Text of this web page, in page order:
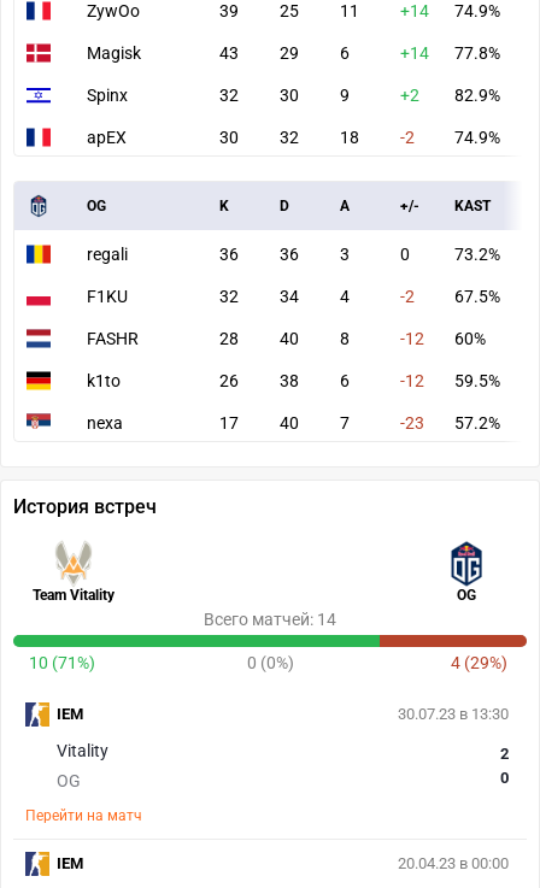
ZywOo 39 25 11 +14 74.9%
Magisk 43 29 6 +14 77.8%
Spinx 32 30 9 +2 82.9%
apEX 30 32 18 -2 74.9%
OG K D A +/- KAST
regali 36 36 3 0 73.2%
F1KU 32 34 4 -2 67.5%
FASHR 28 40 8 -12 60%
k1to 26 38 6 -12 59.5%
nexa 17 40 7 -23 57.2%
История встреч
Team Vitality OG
Всего матчей: 14
10 (71%) 0 (0%) 4 (29%)
30.07.23 в 13:30
Vitality
OG
2
0
Перейти на матч
IEM
20.04.23 в 00:00
IEM